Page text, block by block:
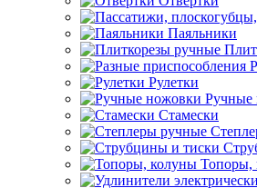
Паяльники
Рулетки
Ручные
Стамески
Топоры,